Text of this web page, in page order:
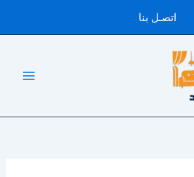
اتصـل بنا